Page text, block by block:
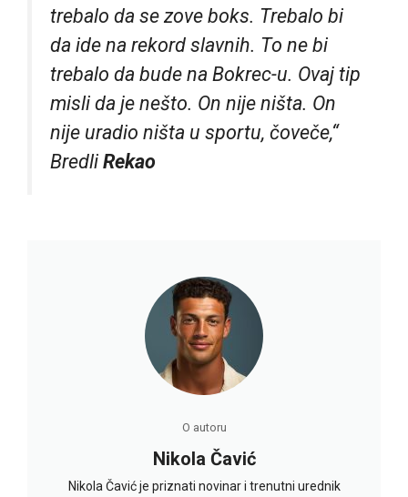
trebalo da se zove boks. Trebalo bi
da ide na rekord slavnih. To ne bi
trebalo da bude na Bokrec-u. Ovaj tip
misli da je nešto. On nije ništa. On
nije uradio ništa u sportu, čoveče,“
Bredli Rekao
O autoru
Nikola Čavić
Nikola Čavić je priznati novinar i trenutni urednik